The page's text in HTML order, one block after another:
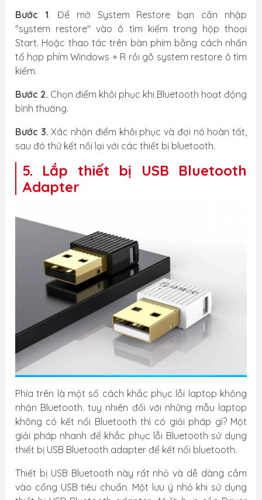
Bước 1. Để mở System Restore bạn cần nhập
"system restore" vào ô tìm kiếm trong hộp thoại
Start. Hoặc thao tác trên bàn phím bằng cách nhấn
tổ hợp phím Windows + R rồi gõ system restore ô tìm
kiếm.
Bước 2. Chọn điểm khôi phục khi Bluetooth hoạt động
bình thường.
Bước 3. Xác nhận điểm khôi phục và đợi nó hoàn tất,
sau đó thử kết nối lại với các thiết bị bluetooth.
5. Lắp thiết bị USB Bluetooth
Adapter
Phía trên là một số cách khắc phục lỗi laptop không
nhận Bluetooth. tuy nhiên đối với những mẫu laptop
không có kết nối Bluetooth thì có giải pháp gì? Một
giải pháp nhanh để khắc phục lỗi Bluetooth sử dụng
thiết bị USB Bluetooth adapter để kết nối bluetooth.
Thiết bị USB Bluetooth này rất nhỏ và dễ dàng cắm
vào cổng USB tiêu chuẩn. Một lưu ý nhỏ khi sử dụng